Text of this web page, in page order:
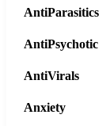
AntiParasitics
AntiPsychotic
AntiVirals
Anxiety